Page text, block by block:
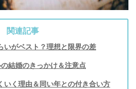
関連記事
いがベスト？理想と限界の差
結婚のきっかけ＆注意点
いく理由＆同い年との付き合い方